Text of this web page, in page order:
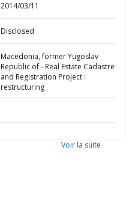
2014/03/11
Disclosed
Macedonia, former Yugoslav
Republic of - Real Estate Cadastre
and Registration Project :
restructuring
Voir la suite